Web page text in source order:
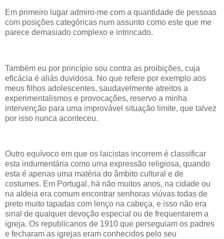
Em primeiro lugar admiro-me com a quantidade de pessoas
com posições categóricas num assunto como este que me
parece demasiado complexo e intrincado.
Também eu por princípio sou contra as proibições, cuja
eficácia é aliás duvidosa. No que refere por exemplo aos
meus filhos adolescentes, saudavelmente atreitos a
experimentalismos e provocações, reservo a minha
intervenção para uma improvável situação limite, que talvez
por isso nunca aconteceu.
Outro equívoco em que os laicistas incorrem é classificar
esta indumentária como uma expressão religiosa, quando
esta é apenas uma matéria do âmbito cultural e de
costumes. Em Portugal, há não muitos anos, na cidade ou
na aldeia era comum encontrar senhoras viúvas todas de
preto muito tapadas com lenço na cabeça, e isso não era
sinal de qualquer devoção especial ou de frequentarem a
igreja. Os republicanos de 1910 que perseguiam os padres
e fecharam as igrejas eram conhecidos pelo seu